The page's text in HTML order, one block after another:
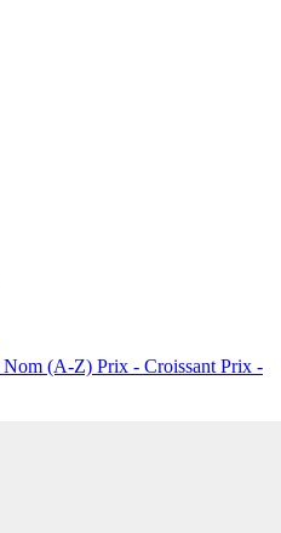
Nom (A-Z) Prix - Croissant Prix -